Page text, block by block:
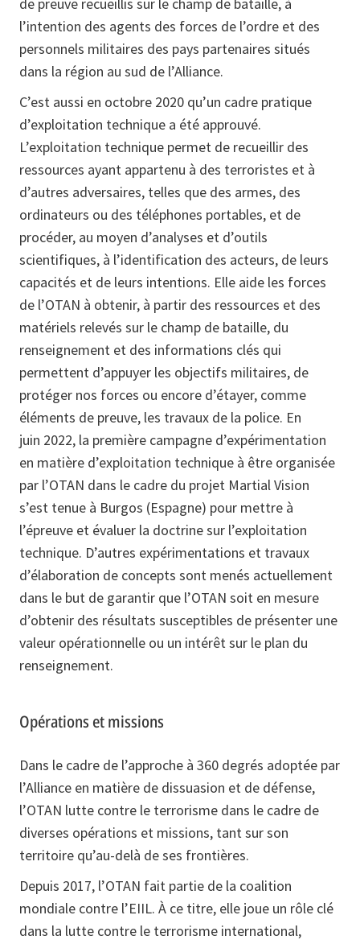
de preuve recueillis sur le champ de bataille, à
l’intention des agents des forces de l’ordre et des
personnels militaires des pays partenaires situés
dans la région au sud de l’Alliance.
C’est aussi en octobre 2020 qu’un cadre pratique
d’exploitation technique a été approuvé.
L’exploitation technique permet de recueillir des
ressources ayant appartenu à des terroristes et à
d’autres adversaires, telles que des armes, des
ordinateurs ou des téléphones portables, et de
procéder, au moyen d’analyses et d’outils
scientifiques, à l’identification des acteurs, de leurs
capacités et de leurs intentions. Elle aide les forces
de l’OTAN à obtenir, à partir des ressources et des
matériels relevés sur le champ de bataille, du
renseignement et des informations clés qui
permettent d’appuyer les objectifs militaires, de
protéger nos forces ou encore d’étayer, comme
éléments de preuve, les travaux de la police. En
juin 2022, la première campagne d’expérimentation
en matière d’exploitation technique à être organisée
par l’OTAN dans le cadre du projet Martial Vision
s’est tenue à Burgos (Espagne) pour mettre à
l’épreuve et évaluer la doctrine sur l’exploitation
technique. D’autres expérimentations et travaux
d’élaboration de concepts sont menés actuellement
dans le but de garantir que l’OTAN soit en mesure
d’obtenir des résultats susceptibles de présenter une
valeur opérationnelle ou un intérêt sur le plan du
renseignement.
Opérations et missions
Dans le cadre de l’approche à 360 degrés adoptée par
l’Alliance en matière de dissuasion et de défense,
l’OTAN lutte contre le terrorisme dans le cadre de
diverses opérations et missions, tant sur son
territoire qu’au-delà de ses frontières.
Depuis 2017, l’OTAN fait partie de la coalition
mondiale contre l’EIIL. À ce titre, elle joue un rôle clé
dans la lutte contre le terrorisme international,